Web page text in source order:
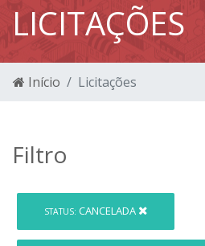
LICITAÇÕES
Início Licitações
Filtro
STATUS: CANCELADA